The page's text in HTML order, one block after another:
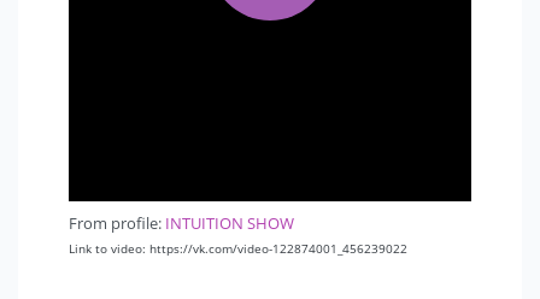
From profile: INTUITION SHOW
Link to video: https://vk.com/video-122874001_456239022